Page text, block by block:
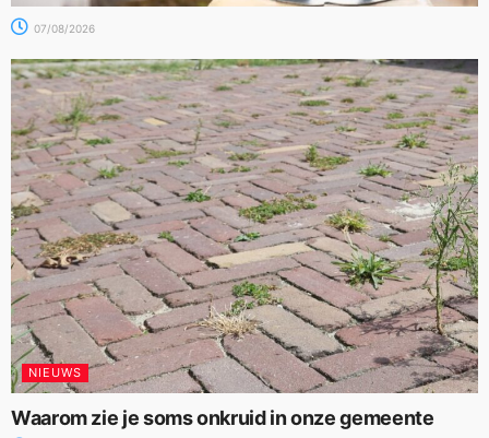
07/08/2026
NIEUWS
Waarom zie je soms onkruid in onze gemeente